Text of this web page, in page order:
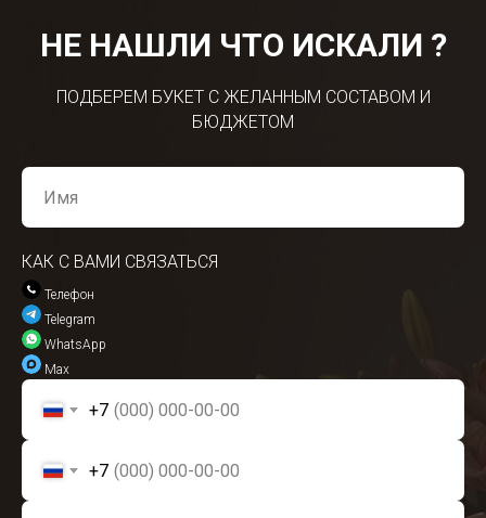
НЕ НАШЛИ ЧТО ИСКАЛИ ?
ПОДБЕРЕМ БУКЕТ С ЖЕЛАННЫМ СОСТАВОМ И
БЮДЖЕТОМ
КАК С ВАМИ СВЯЗАТЬСЯ
Телефон
Telegram
WhatsApp
Max
+7
+7